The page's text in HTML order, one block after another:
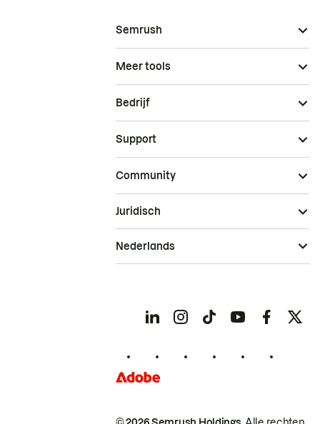
Semrush
Meer tools
Bedrijf
Support
Community
Juridisch
Nederlands